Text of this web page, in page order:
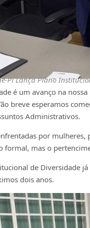
Pi Lança Plano
é um avanço na
breve esperamos
Administrativos.
por
formal, mas o
de Diversidade
dois anos.